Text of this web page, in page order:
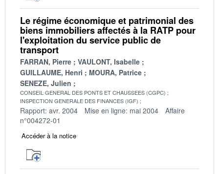
Le régime économique et patrimonial des
biens immobiliers affectés à la RATP pour
l'exploitation du service public de
transport
FARRAN, Pierre
VAULONT, Isabelle
GUILLAUME, Henri
MOURA, Patrice
SENEZE, Julien
CONSEIL GENERAL DES PONTS ET CHAUSSEES (CGPC)
INSPECTION GENERALE DES FINANCES (IGF)
Rapport: avr. 2004 Mise en ligne: mai 2004
Affaire
n°004272-01
Accéder à la notice